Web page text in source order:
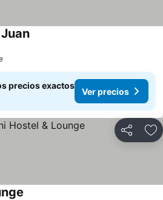
Ver precios
precios exactos
Ver precios
Compartir